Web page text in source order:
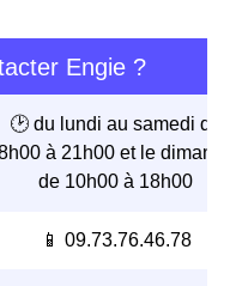
Engie ?
🕑 du lundi au samedi de
à 21h00 et le
de 10h00 à 18h00
📱 09.73.76.46.78